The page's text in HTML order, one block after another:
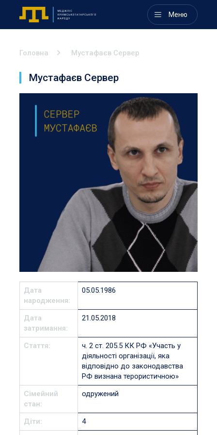
Меню
Головна Мустафаєв Сервер
Мустафаєв Сервер
Дата
народження:
05.05.1986
Дата
затримання:
21.05.2018
Стаття:
ч. 2 ст. 205.5 КК РФ «Участь у
діяльності організації, яка
відповідно до законодавства
РФ визнана терористичною»
Сімейний
стан:
одружений
Діти:
4